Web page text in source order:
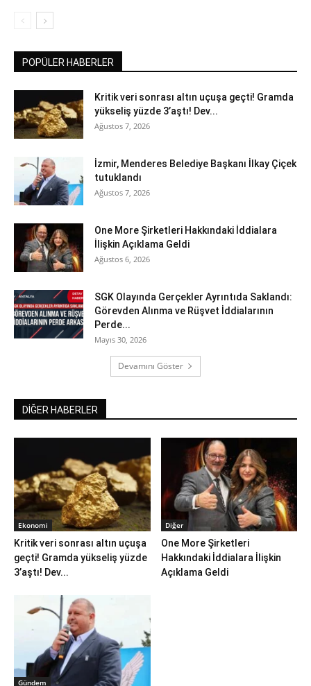
POPÜLER HABERLER
Kritik veri sonrası altın uçuşa geçti! Gramda
yükseliş yüzde 3’aştı! Dev...
Ağustos 7, 2026
İzmir, Menderes Belediye Başkanı İlkay Çiçek
tutuklandı
Ağustos 7, 2026
One More Şirketleri Hakkındaki İddialara
İlişkin Açıklama Geldi
Ağustos 6, 2026
SGK Olayında Gerçekler Ayrıntıda Saklandı:
Görevden Alınma ve Rüşvet İddialarının
Perde...
Mayıs 30, 2026
Devamını Göster
DİĞER HABERLER
Ekonomi
Kritik veri sonrası altın uçuşa
geçti! Gramda yükseliş yüzde
3’aştı! Dev...
Diğer
One More Şirketleri
Hakkındaki İddialara İlişkin
Açıklama Geldi
Gündem